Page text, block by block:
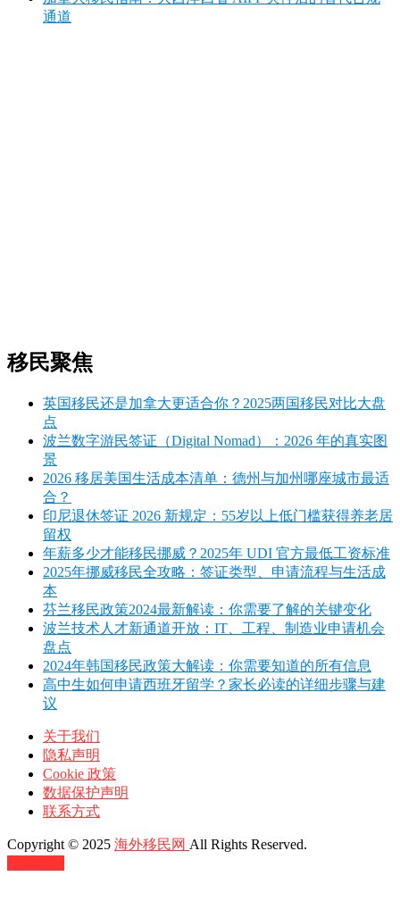
通道
移民聚焦
英国移民还是加拿大更适合你？2025两国移民对比大盘
点
波兰数字游民签证（Digital Nomad）：2026 年的真实图
景
2026 移居美国生活成本清单：德州与加州哪座城市最适
合？
印尼退休签证 2026 新规定：55岁以上低门槛获得养老居
留权
年薪多少才能移民挪威？2025年 UDI 官方最低工资标准
2025年挪威移民全攻略：签证类型、申请流程与生活成
本
芬兰移民政策2024最新解读：你需要了解的关键变化
波兰技术人才新通道开放：IT、工程、制造业申请机会
盘点
2024年韩国移民政策大解读：你需要知道的所有信息
高中生如何申请西班牙留学？家长必读的详细步骤与建
议
关于我们
隐私声明
Cookie 政策
数据保护声明
联系方式
Copyright © 2025 海外移民网 All Rights Reserved.